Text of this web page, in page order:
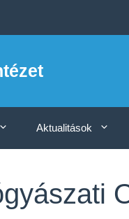
Aktualitások